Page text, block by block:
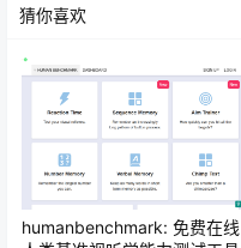
猜你喜欢
humanbenchmark: 免费在线